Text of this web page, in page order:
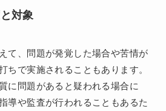
対象
て、問題が発覚した場合や苦情が
ちで実施されることもあります。
に問題があると疑われる場合に
導や監査が行われることもあるた